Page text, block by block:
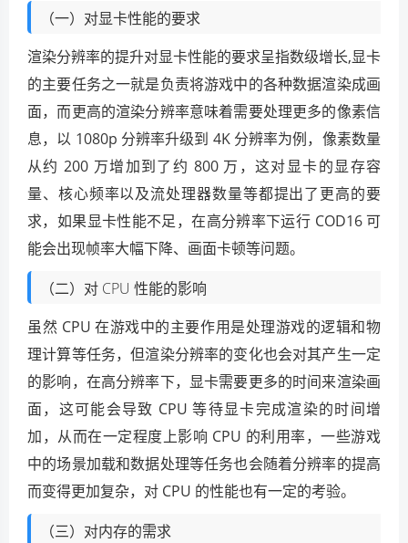
（一）对显卡性能的要求
渲染分辨率的提升对显卡性能的要求呈指数级增长,显卡
的主要任务之一就是负责将游戏中的各种数据渲染成画
面，而更高的渲染分辨率意味着需要处理更多的像素信
息，以 1080p 分辨率升级到 4K 分辨率为例，像素数量
从约 200 万增加到了约 800 万，这对显卡的显存容
量、核心频率以及流处理器数量等都提出了更高的要
求，如果显卡性能不足，在高分辨率下运行 COD16 可
能会出现帧率大幅下降、画面卡顿等问题。
（二）对 CPU 性能的影响
虽然 CPU 在游戏中的主要作用是处理游戏的逻辑和物
理计算等任务，但渲染分辨率的变化也会对其产生一定
的影响，在高分辨率下，显卡需要更多的时间来渲染画
面，这可能会导致 CPU 等待显卡完成渲染的时间增
加，从而在一定程度上影响 CPU 的利用率，一些游戏
中的场景加载和数据处理等任务也会随着分辨率的提高
而变得更加复杂，对 CPU 的性能也有一定的考验。
（三）对内存的需求